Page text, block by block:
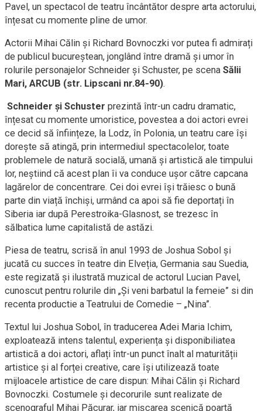
Pavel, un spectacol de teatru încântător despre arta actorului,
înțesat cu momente pline de umor.
Actorii Mihai Călin și Richard Bovnoczki vor putea fi admirați
de publicul bucureștean, jonglând între dramă și umor în
rolurile personajelor Schneider și Schuster, pe scena Sălii
Mari, ARCUB (str. Lipscani nr.84-90).
Schneider și Schuster prezintă într-un cadru dramatic,
înțesat cu momente umoristice, povestea a doi actori evrei
ce decid să înființeze, la Lodz, în Polonia, un teatru care își
dorește să atingă, prin intermediul spectacolelor, toate
problemele de natură socială, umană și artistică ale timpului
lor, neștiind că acest plan îi va conduce ușor către capcana
lagărelor de concentrare. Cei doi evrei își trăiesc o bună
parte din viață închiși, urmând ca apoi să fie deportați în
Siberia iar după Perestroika-Glasnost, se trezesc în
sălbatica lume capitalistă de astăzi.
Piesa de teatru, scrisă în anul 1993 de Joshua Sobol și
jucată cu succes în teatre din Elveția, Germania sau Suedia,
este regizată și ilustrată muzical de actorul Lucian Pavel,
cunoscut pentru rolurile din „Și veni barbatul la femeie” si din
recenta productie a Teatrului de Comedie – „Nina”.
Textul lui Joshua Sobol, în traducerea Adei Maria Ichim,
exploatează intens talentul, experiența și disponibiliatea
artistică a doi actori, aflați într-un punct înalt al maturității
artistice și al forței creative, care își utilizează toate
mijloacele artistice de care dispun: Mihai Călin și Richard
Bovnoczki. Costumele și decorurile sunt realizate de
scenograful Mihai Păcurar, iar mișcarea scenică poartă